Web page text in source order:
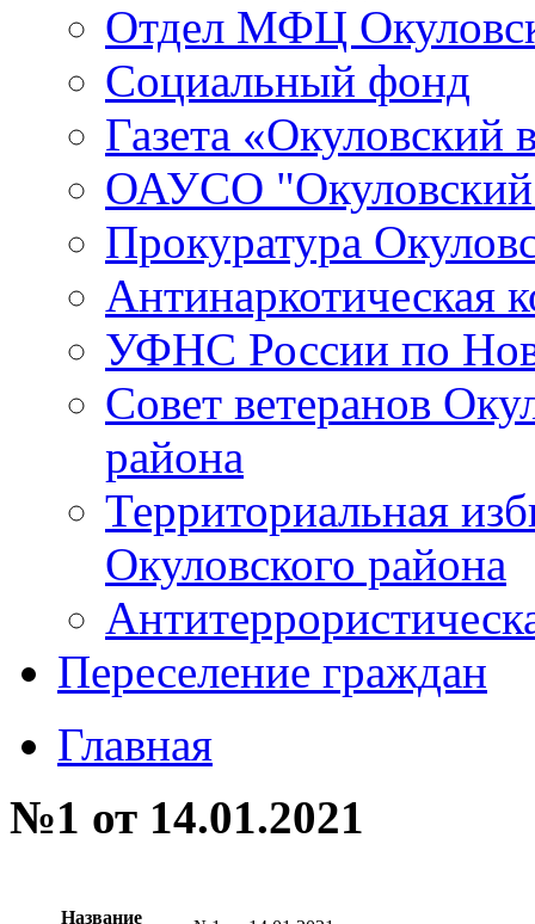
Отдел МФЦ
Социальный фонд
Газета «Окуловский
ОАУСО
Прокуратура
Антинаркотическая
УФНС России по
Совет ветеранов
района
Территориальная
Окуловского района
Переселение граждан
Главная
№1 от 14.01.2021
Название